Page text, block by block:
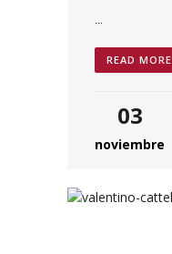
...
READ MORE
03
noviembre